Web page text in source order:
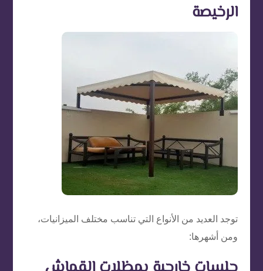
الرخيصة
توجد العديد من الأنواع التي تناسب مختلف الميزانيات،
ومن أشهرها: